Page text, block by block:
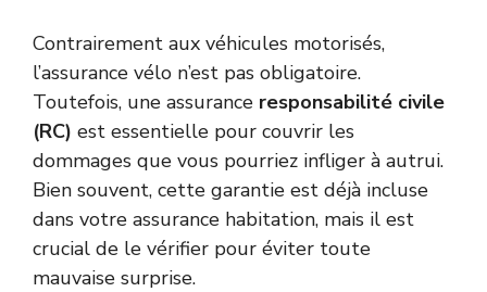
Contrairement aux véhicules motorisés,
l’assurance vélo n’est pas obligatoire.
Toutefois, une assurance responsabilité civile
(RC) est essentielle pour couvrir les
dommages que vous pourriez infliger à autrui.
Bien souvent, cette garantie est déjà incluse
dans votre assurance habitation, mais il est
crucial de le vérifier pour éviter toute
mauvaise surprise.